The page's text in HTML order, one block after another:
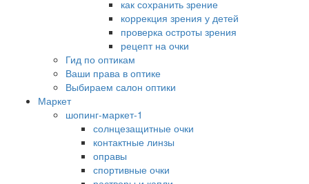
как сохранить зрение
коррекция зрения у детей
проверка остроты зрения
рецепт на очки
Гид по оптикам
Ваши права в оптике
Выбираем салон оптики
Маркет
шопинг-маркет-1
солнцезащитные очки
контактные линзы
оправы
спортивные очки